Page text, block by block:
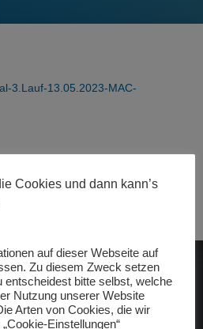
3.Lauf-13.05.2023-MAC-
Cookies und dann kann’s
auf dieser Webseite auf
Zu diesem Zweck setzen
entscheidest bitte selbst, welche
Nutzung unserer Website
Arten von Cookies, die wir
Einstellungen“